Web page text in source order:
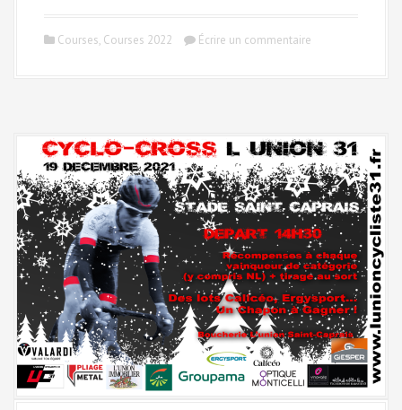
Courses, Courses 2022 Écrire un commentaire